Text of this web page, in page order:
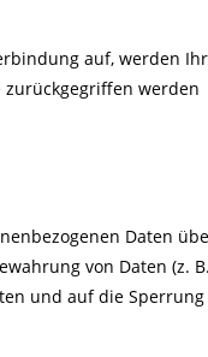
auf, werden
werden
Daten
von Daten (z. B.
und auf die Sperrung